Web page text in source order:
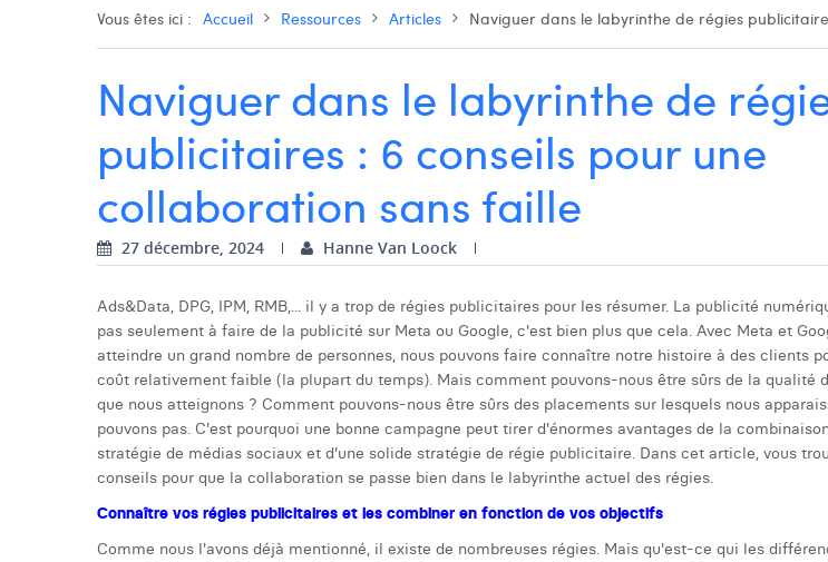
Vous êtes ici : Accueil Ressources Articles Naviguer dans le labyrinthe de régies
Naviguer dans le labyrinthe de
publicitaires : 6 conseils pour une
collaboration sans faille
27 décembre, 2024 Hanne Van Loock
Ads&Data, DPG, IPM, RMB,... il y a trop de régies publicitaires pour les résumer. La publicité
pas seulement à faire de la publicité sur Meta ou Google, c'est bien plus que cela. Avec Meta et
atteindre un grand nombre de personnes, nous pouvons faire connaître notre histoire à des clients
coût relativement faible (la plupart du temps). Mais comment pouvons-nous être sûrs de la qualité
que nous atteignons ? Comment pouvons-nous être sûrs des placements sur lesquels nous
pouvons pas. C'est pourquoi une bonne campagne peut tirer d'énormes avantages de la
stratégie de médias sociaux et d'une solide stratégie de régie publicitaire. Dans cet article, vous
conseils pour que la collaboration se passe bien dans le labyrinthe actuel des régies.
Connaître vos régies publicitaires et les combiner en fonction de vos objectifs
Comme nous l'avons déjà mentionné, il existe de nombreuses régies. Mais qu'est-ce qui les